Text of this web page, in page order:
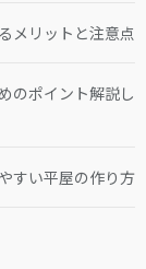
メリットと注意点
のポイント解説し
すい平屋の作り方